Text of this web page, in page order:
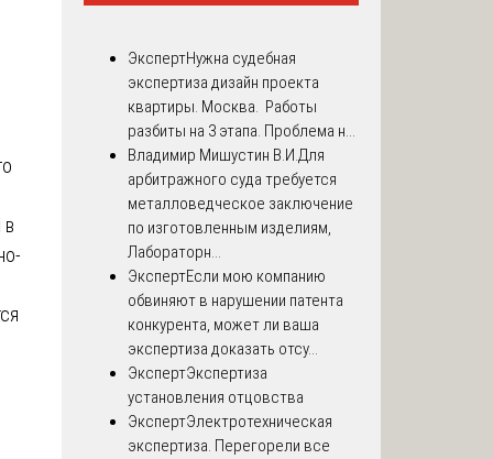
в
ЭкспертНужна судебная
экспертиза дизайн проекта
квартиры. Москва. Работы
разбиты на 3 этапа. Проблема н...
Владимир Мишустин В.И.Для
арбитражного суда требуется
металловедческое заключение
по изготовленным изделиям,
Лабораторн...
ЭкспертЕсли мою компанию
обвиняют в нарушении патента
конкурента, может ли ваша
экспертиза доказать отсу...
ЭкспертЭкспертиза
установления отцовства
ЭкспертЭлектротехническая
экспертиза. Перегорели все